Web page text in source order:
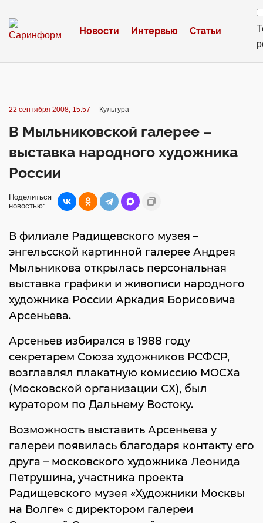
Новости Интервью Статьи
22 сентября 2008, 15:57 Культура
В Мыльниковской галерее –
выставка народного художника
России
Поделиться
новостью:
В филиале Радищевского музея –
энгельсской картинной галерее Андрея
Мыльникова открылась персональная
выставка графики и живописи народного
художника России Аркадия Борисовича
Арсеньева.
Арсеньев избирался в 1988 году
секретарем Союза художников РСФСР,
возглавлял плакатную комиссию МОСХа
(Московской организации СХ), был
куратором по Дальнему Востоку.
Возможность выставить Арсеньева у
галереи появилась благодаря контакту его
друга – московского художника Леонида
Петрушина, участника проекта
Радищевского музея «Художники Москвы
на Волге» с директором галереи